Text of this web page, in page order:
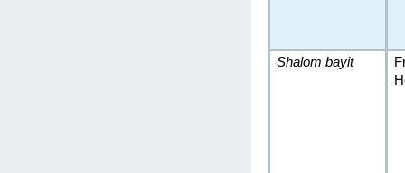
Shalom bayit